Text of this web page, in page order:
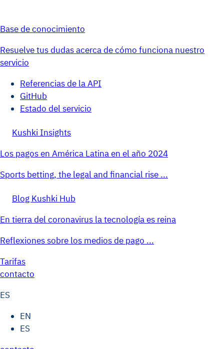
Base de conocimiento
Resuelve tus dudas acerca de cómo funciona nuestro
servicio
Referencias de la API
GitHub
Estado del servicio
Kushki Insights
Los pagos en América Latina en el año 2024
Sports betting, the legal and financial rise ...
Blog Kushki Hub
En tierra del coronavirus la tecnología es reina
Reflexiones sobre los medios de pago ...
Tarifas
contacto
ES
EN
ES